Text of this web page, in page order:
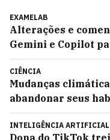
EXAMELAB
Alterações e
Gemini e Copilot
CIÊNCIA
Mudanças
abandonar seus
INTELIGÊNCIA ARTIFICIAL
Dona do TikTok